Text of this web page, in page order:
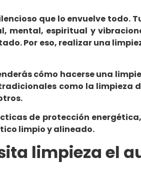
que lo envuelve
mental, espiritual y
Por eso, realizar una
cómo hacerse una
como la limpieza
de protección
limpio y alineado.
limpieza el